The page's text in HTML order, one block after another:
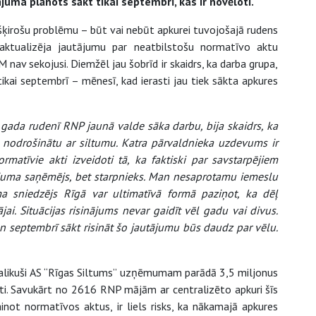
problēmu – būt vai nebūt apkurei tuvojošajā rudens
jautājumu par neatbilstošu normatīvo aktu
sekojusi. Diemžēl jau šobrīd ir skaidrs, ka darba grupa,
septembrī – mēnesī, kad ierasti jau tiek sākta apkures
rudenī RNP jaunā valde sāka darbu, bija skaidrs, ka
ar siltumu. Katra pārvaldnieka uzdevums ir
akti izveidoti tā, ka faktiski par savstarpējiem
saņēmējs, bet starpnieks. Man nesaprotamu iemeslu
sniedzējs Rīgā var ultimatīvā formā paziņot, ka dēļ
Situācijas risinājums nevar gaidīt vēl gadu vai divus.
sākt risināt šo jautājumu būs daudz par vēlu.
AS “Rīgas Siltums” uzņēmumam parādā 3,5 miljonus
Savukārt no 2616 RNP mājām ar centralizēto apkuri šīs
normatīvos aktus, ir liels risks, ka nākamajā apkures